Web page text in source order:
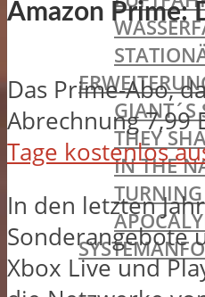
GIANT´S
THEY
IN THE
BATTLEFIELD
Amazon Prime:
Das Prime-Abo,
Abrechnung 7,99
Tage kostenlos
In den letzten
Sonderangebote
Xbox Live und